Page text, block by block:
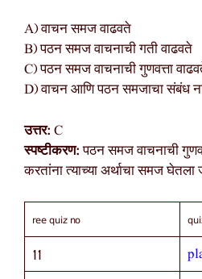
A) वाचन समज वाढवते
B) पठन समज वाचनाची गती वाढवते
C) पठन समज वाचनाची गुणवत्ता
D) वाचन आणि पठन समजाचा संबंध
उत्तर: C
स्पष्टीकरण:पठन समज वाचनाची
करतांना त्याच्या अर्थाचा समज घेतला
ree quiz no
11